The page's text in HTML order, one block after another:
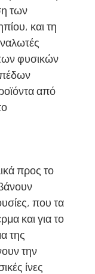
των
και τη
φυσικών
από
προς το
που τα
και για το
της
την
ίνες